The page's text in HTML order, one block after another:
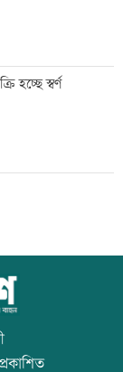
চেষ্টা, থানায়
সেটিই গুরুত্বপূর্ণ:
এর প্রভাব
হচ্ছে স্বর্ণ
পড়ার শাস্তি